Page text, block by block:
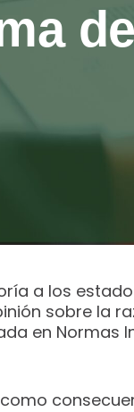
a los
sobre la
en Normas